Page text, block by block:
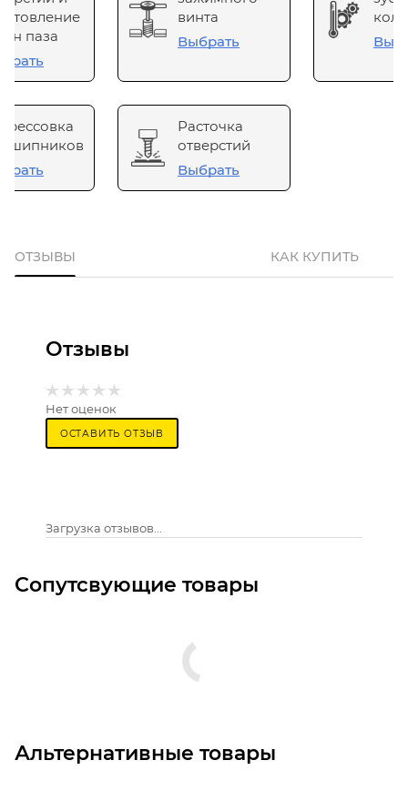
паза
винта
Выбрать
Расточка
отверстий
Выбрать
ОТЗЫВЫ КАК КУПИТЬ
Отзывы
Нет оценок
ОСТАВИТЬ ОТЗЫВ
Загрузка отзывов...
Сопутсвующие товары
Альтернативные товары